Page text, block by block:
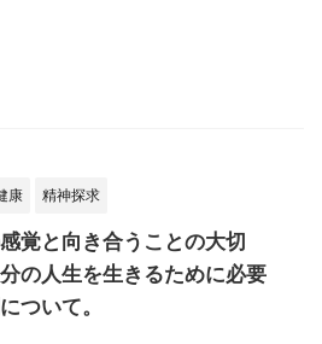
康 精神探求
覚と向き合うことの大切
の人生を生きるために必要
ついて。